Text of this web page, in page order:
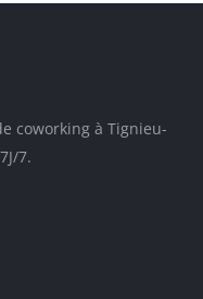
coworking à Tignieu-
7.